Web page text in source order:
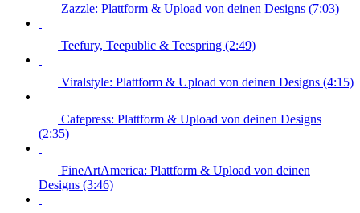
Zazzle: Plattform & Upload von deinen Designs (7:03)
Teefury, Teepublic & Teespring (2:49)
Viralstyle: Plattform & Upload von deinen Designs (4:15)
Cafepress: Plattform & Upload von deinen Designs
(2:35)
FineArtAmerica: Plattform & Upload von deinen
Designs (3:46)